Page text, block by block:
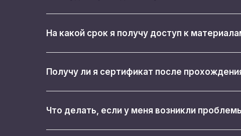
На какой срок я получу доступ к
Получу ли я сертификат после
Что делать, если у меня возникли